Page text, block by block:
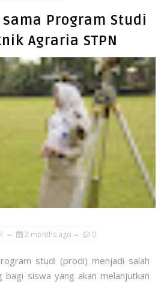
Program Studi
Agraria STPN
2 months ago 0
studi (prodi) menjadi salah
bagi siswa yang akan melanjutkan